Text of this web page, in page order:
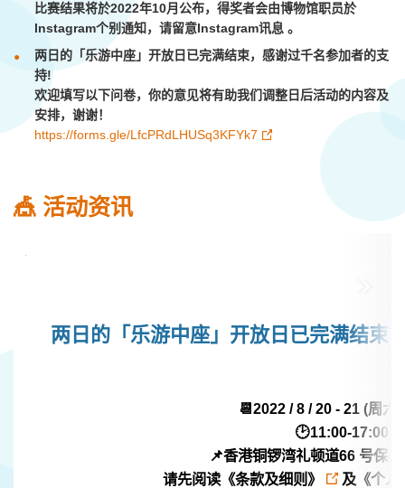
比赛结果将於2022年10月公布，得奖者会由博物馆职员於
Instagram个别通知，请留意Instagram讯息 。
两日的「乐游中座」开放日已完满结束，感谢过千名参加者的支
持!
欢迎填写以下问卷，你的意见将有助我们调整日后活动的内容及
安排，谢谢！
https://forms.gle/LfcPRdLHUSq3KFYk7
🎪 活动资讯
两日的「乐游中座」开放日已完满结束
📆2022 / 8 / 20 - 21 (周六
🕑11:00-17:00
📌香港铜锣湾礼顿道66 号保
请先阅读《条款及细则》 及 《个